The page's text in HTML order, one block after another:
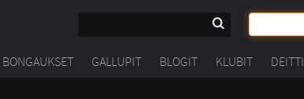
BONGAUKSET GALLUPIT BLOGIT KLUBIT DEITTI